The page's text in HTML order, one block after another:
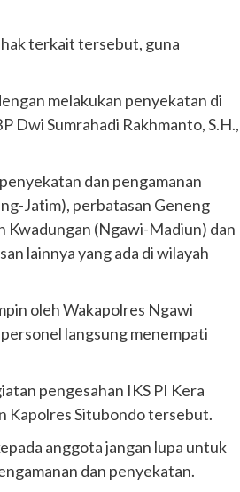
terkait tersebut, guna
melakukan penyekatan di
Dwi Sumrahadi Rakhmanto, S.H.,
dan pengamanan
Jatim), perbatasan Geneng
Kwadungan (Ngawi-Madiun) dan
lainnya yang ada di wilayah
oleh Wakapolres Ngawi
personel langsung menempati
pengesahan IKS PI Kera
Kapolres Situbondo tersebut.
anggota jangan lupa untuk
dan penyekatan.